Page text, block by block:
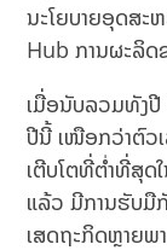
ນະໂຍບາຍອຸດສະ
Hub ການຜະລິດ
ເມື່ອນັບລວມທັງປີ
ປີນີ້ ເໜືອກວ່າຕົວ
ເຕີບໂຕທີ່ຕ່ຳທີ່ສຸດ
ແລ້ວ ມີການຮັບມື
ເສດຖະກິດຫຼາຍພ